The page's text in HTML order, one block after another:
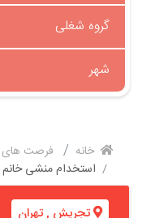
گروه شغلی
شهر
خانه
فرصت
استخدام منشی خانم
تجریش ,تهران